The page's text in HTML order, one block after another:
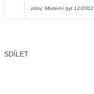
zdroj: Moderní byt 12/2002
SDÍLET